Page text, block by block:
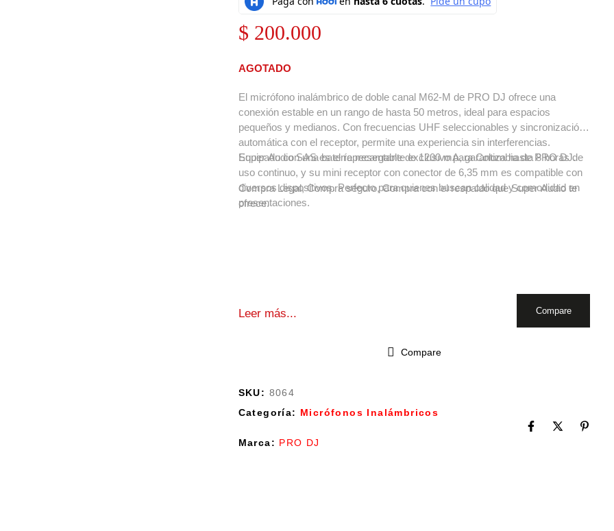
$ 200.000
AGOTADO
El micrófono inalámbrico de doble canal M62-M de PRO DJ ofrece una
conexión estable en un rango de hasta 50 metros, ideal para espacios
pequeños y medianos. Con frecuencias UHF seleccionables y sincronización
automática con el receptor, permite una experiencia sin interferencias.
Equipado con una batería recargable de 1200 mA, garantiza hasta 8 horas de
uso continuo, y su mini receptor con conector de 6,35 mm es compatible con
diversos dispositivos. Perfecto para quienes buscan calidad y comodidad en
presentaciones.
Super Audio SAS es el representante exclusivo para Colombia de PRO DJ.
Compra Legal, Compra seguro, Compra con el respaldo que Super Audio te
ofrece.
Leer más... Compare
Compare
SKU: 8064
Categoría: Micrófonos Inalámbricos
Marca: PRO DJ